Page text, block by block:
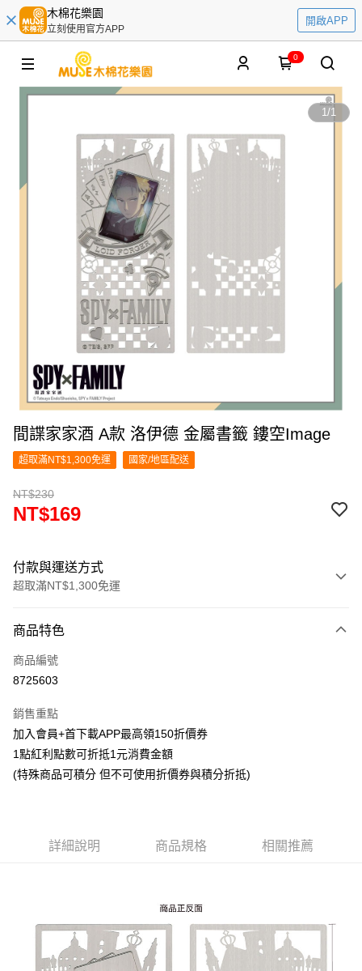
木棉花樂園
立刻使用官方APP
開啟APP
0
1/1
間諜家家酒 A款 洛伊德 金屬書籤 鏤空Image
超取滿NT$1,300免運 國家/地區配送
NT$230
NT$169
付款與運送方式
超取滿NT$1,300免運
信用卡一次付款
超商取貨付款
Apple Pay
悠遊付
貨到付款
每筆NT$65，滿NT$1,300(含以上)免運費
付款後全家取貨
商品特色
商品編號
8725603
銷售重點
加入會員+首下載APP最高領150折價券
1點紅利點數可折抵1元消費金額
(特殊商品可積分 但不可使用折價券與積分折抵)
詳細說明 商品規格 相關推薦